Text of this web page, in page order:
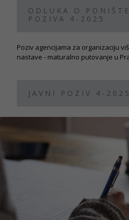
ODLUKA O
POZIVA 4-2025
Poziv agencijama za organizaciju
nastave - maturalno putovanje u
JAVNI POZIV 4-2025